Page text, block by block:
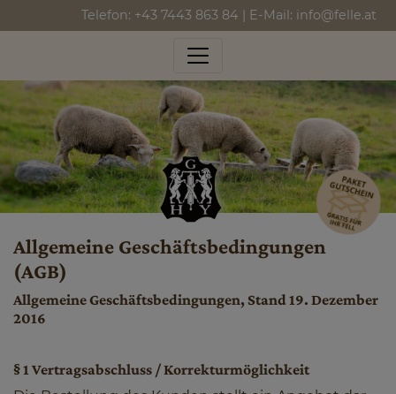
Telefon: +43 7443 863 84 | E-Mail: info@felle.at
Allgemeine Geschäftsbedingungen
(AGB)
Allgemeine Geschäftsbedingungen, Stand 19. Dezember
2016
§ 1 Vertragsabschluss / Korrekturmöglichkeit